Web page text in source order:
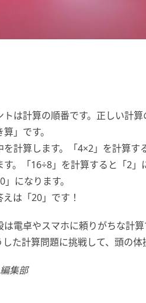
トは計算の順番です。正しい計
」です。
計算します。「4×2」を計算す
。「16÷8」を計算すると「2」
になります。
は「20」です！
は電卓やスマホに頼りがちな計
た計算問題に挑戦して、頭の体
集部